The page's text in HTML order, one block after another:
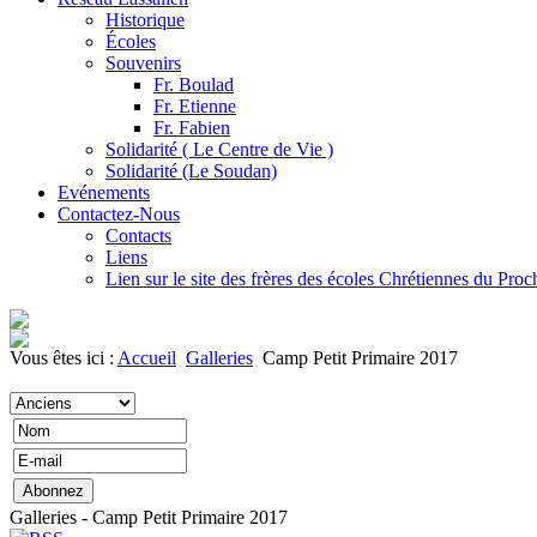
Historique
Écoles
Souvenirs
Fr. Boulad
Fr. Etienne
Fr. Fabien
Solidarité ( Le Centre de Vie )
Solidarité (Le Soudan)
Evénements
Contactez-Nous
Contacts
Liens
Lien sur le site des frères des écoles Chrétiennes du
Vous êtes ici : Accueil Galleries Camp Petit Primaire 2017
Galleries - Camp Petit Primaire 2017